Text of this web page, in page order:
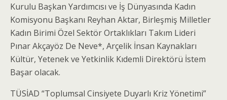
Kurulu Başkan Yardımcısı ve İş Dünyasında Kadın
Komisyonu Başkanı Reyhan Aktar, Birleşmiş Milletler
Kadın Birimi Özel Sektör Ortaklıkları Takım Lideri
Pınar Akçayöz De Neve*, Arçelik İnsan Kaynakları
Kültür, Yetenek ve Yetkinlik Kıdemli Direktörü İstem
Başar olacak.
TÜSİAD “Toplumsal Cinsiyete Duyarlı Kriz Yönetimi”